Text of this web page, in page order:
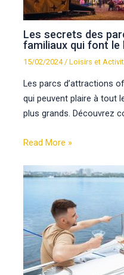
Les secrets des
familiaux qui font le
15/02/2024 /Loisirs et
Les parcs d’attractions
qui peuvent plaire à tout
plus grands. Découvrez
Read More »